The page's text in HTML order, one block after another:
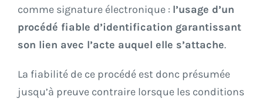
comme signature électronique : l’usage d’un
procédé fiable d’identification garantissant
son lien avec l’acte auquel elle s’attache.
La fiabilité de ce procédé est donc présumée
jusqu’à preuve contraire lorsque les conditions